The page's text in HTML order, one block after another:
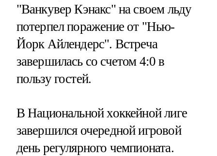
"Ванкувер Кэнакс" на своем льду
потерпел поражение от "Нью-
Йорк Айлендерс". Встреча
завершилась со счетом 4:0 в
пользу гостей.
В Национальной хоккейной лиге
завершился очередной игровой
день регулярного чемпионата.